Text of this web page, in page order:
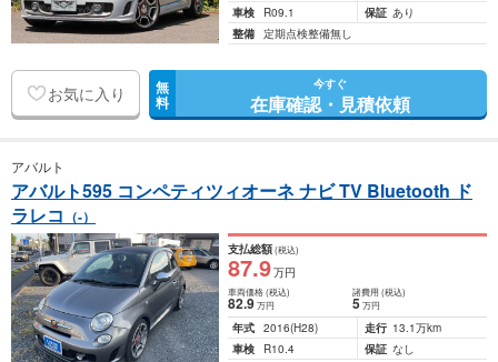
車検
R09.1 保証 あり
整備 定期点検整備無し
お気に入り 無
料
今すぐ
在庫確認・見積依頼
アバルト
アバルト595 コンペティツィオーネ ナビ TV Bluetooth ド
ラレコ （-）
支払総額(税込)
87.9万円
車両価格(税込)
82.9万円
諸費用 (税込)
5 万円
年式 2016(H28) 走行 13.1万km
車検
R10.4 保証 なし